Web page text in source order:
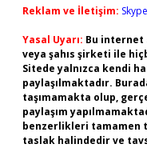
Reklam ve İletişim:
Yasal Uyarı: Bu internet
veya şahıs şirketi ile
Sitede yalnızca kendi
paylaşılmaktadır.
taşımamakta olup,
paylaşım
benzerlikleri tamamen
taslak halindedir ve